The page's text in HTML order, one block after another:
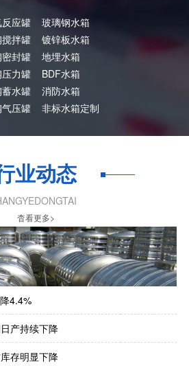
应罐
拌罐
封罐
力罐
水罐
压罐
玻璃钢水箱
镀锌板水箱
地埋水箱
BDF水箱
消防水箱
非标水箱定制
业动态
杳看更多>
4.4%
产持续下降
存明显下降